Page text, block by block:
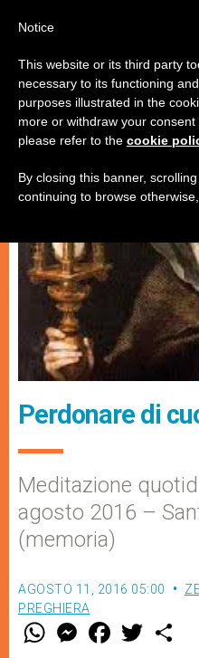
SPIRITUALITÀ E PREGHIERA
Perdonare di
Meditazione
agosto 2016 –
(memoria)
AGOSTO 11, 2016 05:00
PREGHIERA
W M
e
F
a w
Notice
This website or its third party
necessary to its functioning
purposes illustrated in the
more or withdraw your
please refer to the cookie
By closing this banner,
continuing to browse